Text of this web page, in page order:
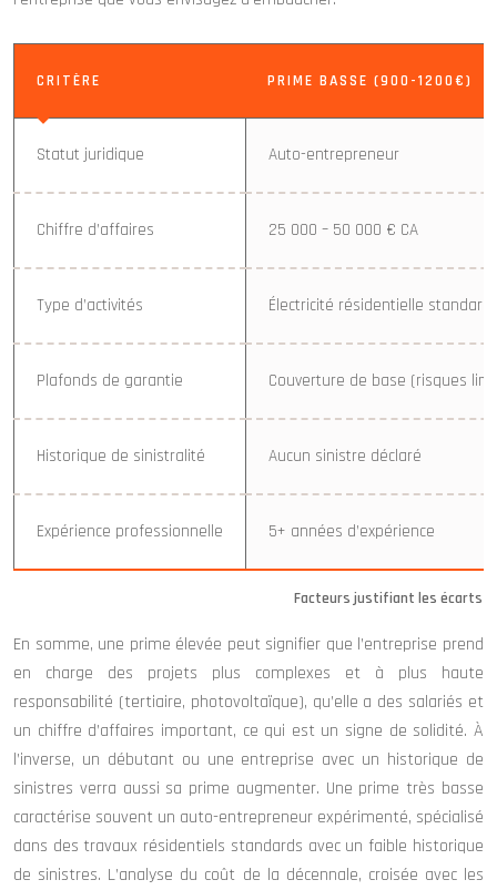
Facteurs justifiant les écarts
CRITÈRE PRIME BASSE (900-1200€)
Statut juridique Auto-entrepreneur
Chiffre d’affaires 25 000 – 50 000 € CA
Type d’activités Électricité résidentielle standard
Plafonds de garantie Couverture de base (risques
Historique de sinistralité Aucun sinistre déclaré
Expérience professionnelle 5+ années d’expérience
En somme, une prime élevée peut signifier que l’entreprise prend
en charge des projets plus complexes et à plus haute
responsabilité (tertiaire, photovoltaïque), qu’elle a des salariés et
un chiffre d’affaires important, ce qui est un signe de solidité. À
l’inverse, un débutant ou une entreprise avec un historique de
sinistres verra aussi sa prime augmenter. Une prime très basse
caractérise souvent un auto-entrepreneur expérimenté, spécialisé
dans des travaux résidentiels standards avec un faible historique
de sinistres. L’analyse du coût de la décennale, croisée avec les